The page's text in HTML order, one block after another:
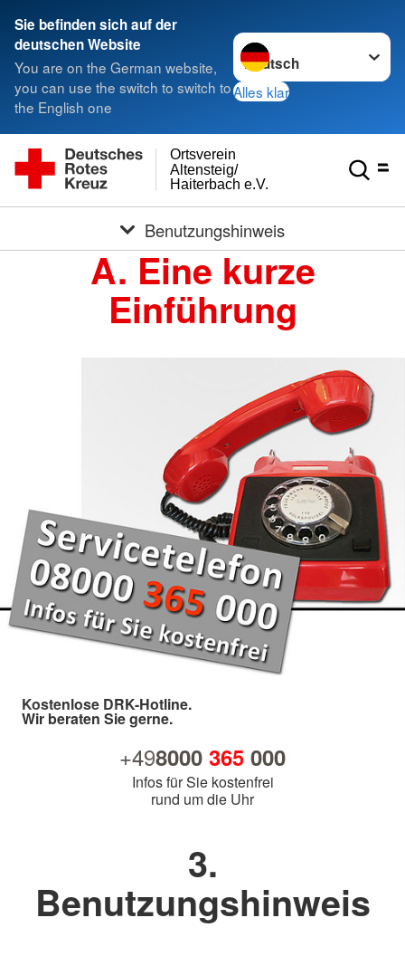
Sie befinden sich auf der
deutschen Website
You are on the German website,
you can use the switch to switch to
the English one
Sprache wechseln zu
Alles klar
Haiterbach e.V.
Altensteig/
Ortsverein
Benutzungshinweis
A. Eine kurze
Einführung
Kostenlose DRK-Hotline.
Wir beraten Sie gerne.
+498000 365 000
Infos für Sie kostenfrei
rund um die Uhr
3.
Benutzungshinweis